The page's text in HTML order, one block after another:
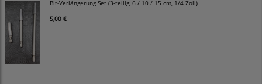
Bit-Verlängerung Set (3-teilig, 6 / 10 / 15 cm, 1/4 Zoll)
5,00 €